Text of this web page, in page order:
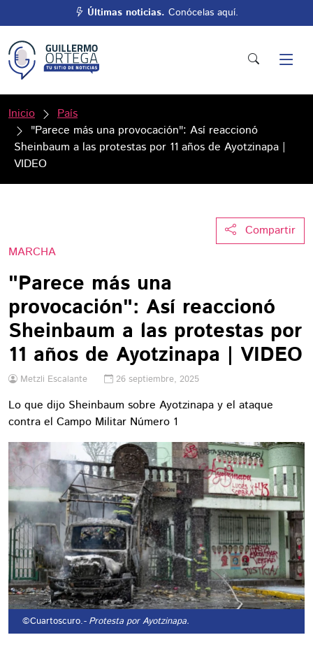
Últimas noticias. Conócelas aquí.
Inicio
País
"Parece más una provocación": Así reaccionó
Sheinbaum a las protestas por 11 años de Ayotzinapa |
VIDEO
Compartir
MARCHA
"Parece más una
provocación": Así reaccionó
Sheinbaum a las protestas por
11 años de Ayotzinapa | VIDEO
Metzli Escalante 26 septiembre, 2025
Lo que dijo Sheinbaum sobre Ayotzinapa y el ataque
contra el Campo Militar Número 1
©Cuartoscuro.- Protesta por Ayotzinapa.